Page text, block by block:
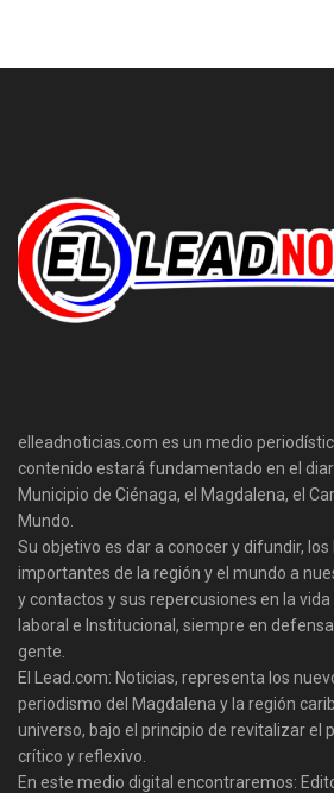
elleadnoticias.com es un medio
contenido estará fundamentado en el
Municipio de Ciénaga, el Magdalena, el
Mundo.
Su objetivo es dar a conocer y difundir,
importantes de la región y el mundo a
y contactos y sus repercusiones en la
laboral e Institucional, siempre en
gente.
El Lead.com: Noticias, representa los
periodismo del Magdalena y la región
universo, bajo el principio de revitalizar el
crítico y reflexivo.
En este medio digital encontraremos: